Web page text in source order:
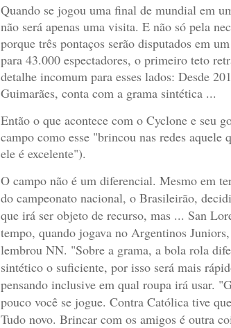
Quando se jogou uma final de mundial em
não será apenas uma visita. E não só pela
porque três pontaços serão disputados em
para 43.000 espectadores, o primeiro teto
detalhe incomum para esses lados: Desde
Guimarães, conta com a grama sintética ...
Então o que acontece com o Cyclone e seu
campo como esse "brincou nas redes
ele é excelente").
O campo não é um diferencial. Mesmo em
do campeonato nacional, o Brasileirão,
que irá ser objeto de recurso, mas ... San
tempo, quando jogava no Argentinos
lembrou NN. "Sobre a grama, a bola rola
sintético o suficiente, por isso será mais
pensando inclusive em qual roupa irá usar.
pouco você se jogue. Contra Católica tive
Tudo novo. Brincar com os amigos é outra